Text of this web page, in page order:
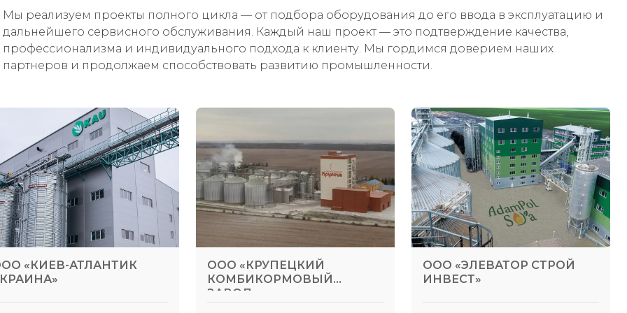
Мы реализуем проекты полного цикла — от подбора оборудования до его ввода в эксплуатацию и
дальнейшего сервисного обслуживания. Каждый наш проект — это подтверждение качества,
профессионализма и индивидуального подхода к клиенту. Мы гордимся доверием наших
партнеров и продолжаем способствовать развитию промышленности.
«КИЕВ-АТЛАНТИК
ООО «КРУПЕЦКИЙ
КОМБИКОРМОВЫЙ
ЗАВОД»
ООО «ЭЛЕВАТОР СТРОЙ
ИНВЕСТ»